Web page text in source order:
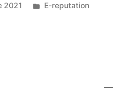
2021
Publié
E-reputation